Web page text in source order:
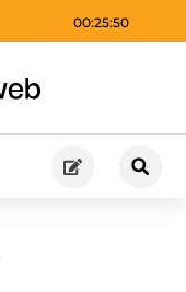
00:25:51